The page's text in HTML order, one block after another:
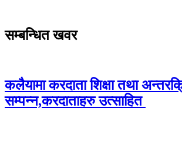
सम्बन्धित खवर
कलैयामा करदाता शिक्षा तथा
सम्पन्न,करदाताहरु उत्साहित